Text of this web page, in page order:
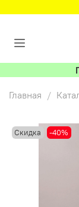
Главная
Скидка -40%